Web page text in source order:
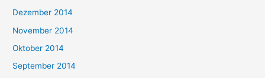
Dezember 2014
November 2014
Oktober 2014
September 2014